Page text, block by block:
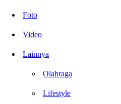
Foto
Video
Lainnya
Olahraga
Lifestyle